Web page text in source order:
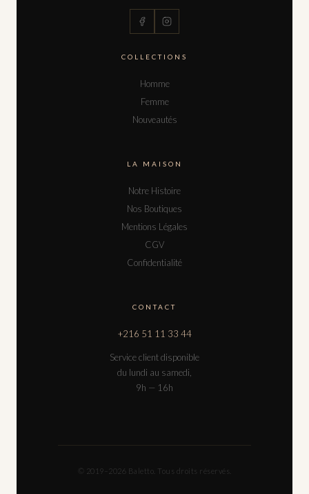
COLLECTIONS
Homme
Femme
Nouveautés
LA MAISON
Notre Histoire
Nos Boutiques
Mentions Légales
CGV
Confidentialité
CONTACT
+216 51 11 33 44
Service client disponible
du lundi au samedi,
9h — 16h
© 2019–2026 Baletto. Tous droits réservés.